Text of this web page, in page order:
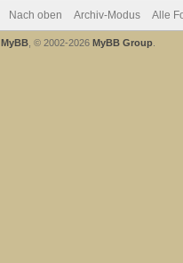
Nach oben Archiv-Modus Alle
MyBB , © 2002-2026 MyBB Group